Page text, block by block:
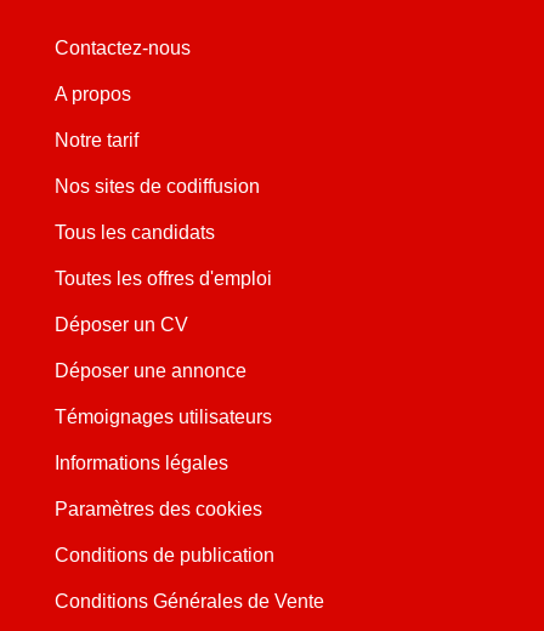
Contactez-nous
A propos
Notre tarif
Nos sites de codiffusion
Tous les candidats
Toutes les offres d'emploi
Déposer un CV
Déposer une annonce
Témoignages utilisateurs
Informations légales
Paramètres des cookies
Conditions de publication
Conditions Générales de Vente